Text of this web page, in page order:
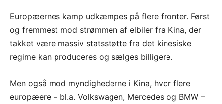
Europæernes kamp udkæmpes på flere fronter. Først
og fremmest mod strømmen af elbiler fra Kina, der
takket være massiv statsstøtte fra det kinesiske
regime kan produceres og sælges billigere.
Men også mod myndighederne i Kina, hvor flere
europæere – bl.a. Volkswagen, Mercedes og BMW –